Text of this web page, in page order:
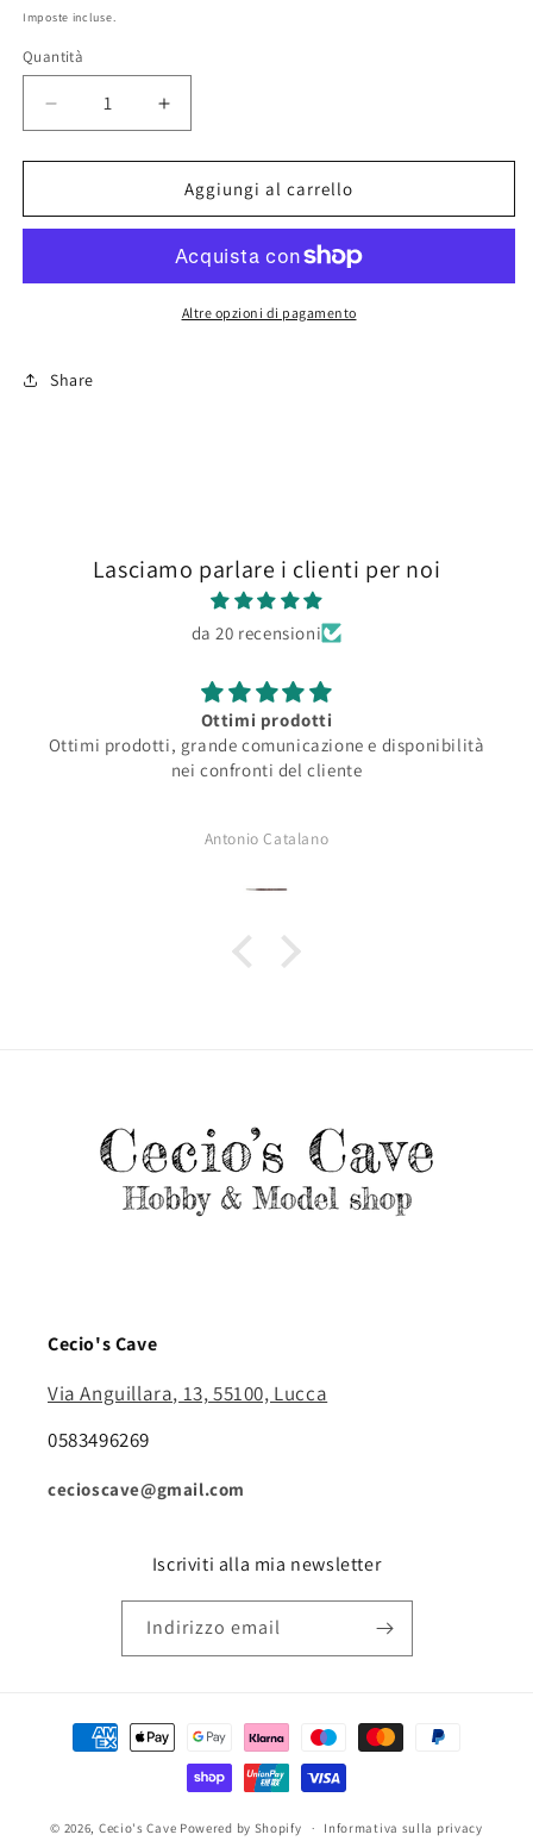
di
Imposte incluse.
Quantità
Diminuisci
quantità
per
11018
Aumenta
quantità
per
AK
11018
Grey
Aggiungi al carrello
Altre opzioni di pagamento
Share
Lasciamo parlare i clienti per noi
da 20 recensioni
Ottimi prodotti
Ottimi prodotti, grande comunicazione e disponibilità
nei confronti del cliente
Antonio Catalano
Cecio's Cave
Via Anguillara, 13, 55100, Lucca
0583496269
cecioscave@gmail.com
Iscriviti alla mia newsletter
Indirizzo email
Metodi
© 2026, Cecio's Cave Powered by Shopify Informativa sulla privacy